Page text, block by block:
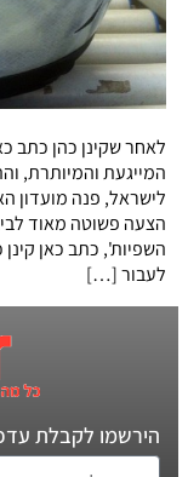
לאחר שקינן כהן כתב
המייגעת והמיותרת,
לישראל, פנה מועדון
הצעה פשוטה מאוד
השפיות', כתב כאן
לעבור […]
הירשמו לקבלת